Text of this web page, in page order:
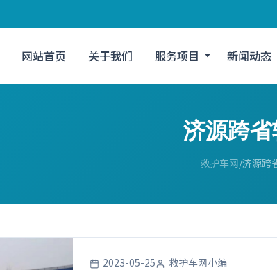
网站首页 关于我们 服务项目 新闻动态
济源跨
救护车网 济源跨
2023-05-25 救护车网小编